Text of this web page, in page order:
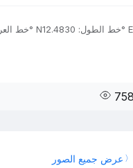
خط العرض: 41.9080° N خط الطول: 12.4830° E
عرض جميع الصور